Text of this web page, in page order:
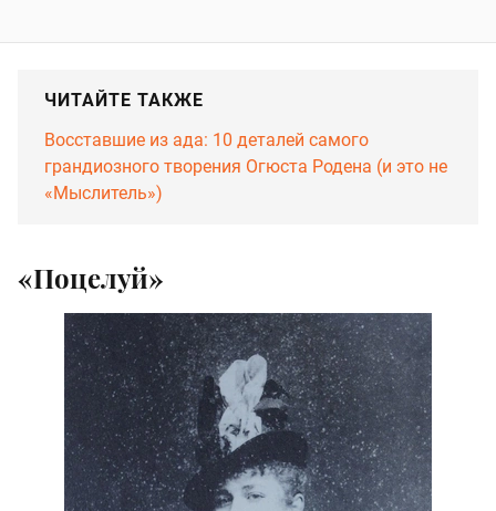
ЧИТАЙТЕ ТАКЖЕ
Восставшие из ада: 10 деталей самого
грандиозного творения Огюста Родена (и это не
«Мыслитель»)
«Поцелуй»